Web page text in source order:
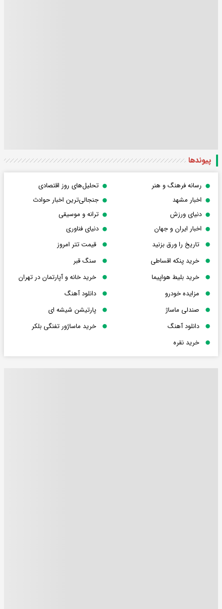
پیوندها
رسانه فرهنگ و هنر
تحلیل‌های روز اقتصادی
اخبار مشهد
جنجالی‌ترین اخبار حوادث
دنیای ورزش
ترانه و موسیقی
اخبار ایران و جهان
دنیای فناوری
تاریخ را ورق بزنید
قیمت تتر امروز
خرید پنکه اقساطی
سنگ قبر
خرید بلیط هواپیما
خرید خانه و آپارتمان در تهران
مزایده خودرو
دانلود آهنگ
صندلی ماساژ
پارتیشن شیشه ای
دانلود آهنگ
خرید ماساژور تفنگی بلکر
خرید نقره